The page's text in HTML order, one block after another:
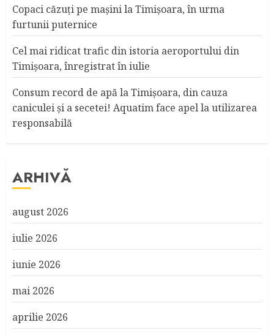
Copaci căzuţi pe maşini la Timişoara, în urma
furtunii puternice
Cel mai ridicat trafic din istoria aeroportului din
Timişoara, înregistrat în iulie
Consum record de apă la Timişoara, din cauza
caniculei şi a secetei! Aquatim face apel la utilizarea
responsabilă
ARHIVĂ
august 2026
iulie 2026
iunie 2026
mai 2026
aprilie 2026